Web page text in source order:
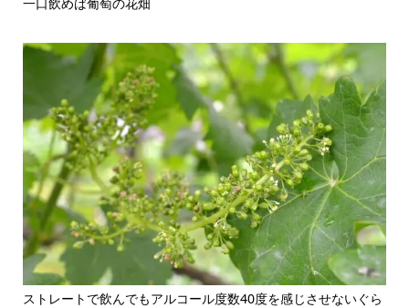
ストレートで飲んでもアルコール度数40度を感じさせないぐら